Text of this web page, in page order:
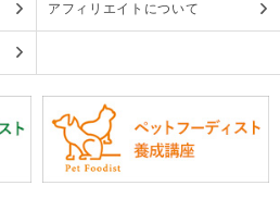
アフィリエイトについて